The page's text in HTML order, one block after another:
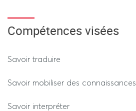
Compétences visées
Savoir traduire
Savoir mobiliser des connaissances
Savoir interpréter